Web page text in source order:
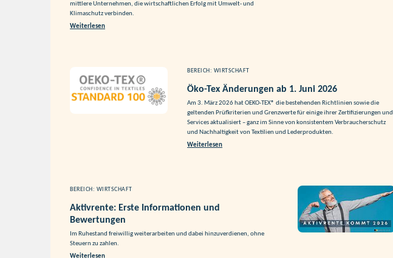
mittlere Unternehmen, die wirtschaftlichen Erfolg mit Umwelt- und
Klimaschutz verbinden.
Weiterlesen
BEREICH: WIRTSCHAFT
Öko-Tex Änderungen ab 1. Juni 2026
Am 3. März 2026 hat OEKO-TEX® die bestehenden Richtlinien sowie die
geltenden Prüfkriterien und Grenzwerte für einige ihrer Zertifizierungen und
Services aktualisiert – ganz im Sinne von konsistentem Verbraucherschutz
und Nachhaltigkeit von Textilien und Lederprodukten.
Weiterlesen
BEREICH: WIRTSCHAFT
Aktivrente: Erste Informationen und
Bewertungen
Im Ruhestand freiwillig weiterarbeiten und dabei hinzuverdienen, ohne
Steuern zu zahlen.
Weiterlesen